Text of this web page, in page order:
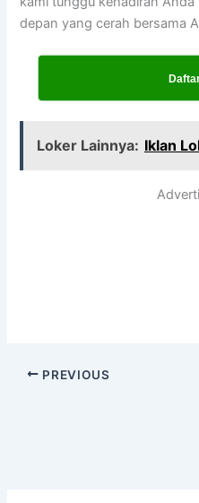
depan yang cerah bersama
Loker Lainnya: Iklan
PREVIOUS